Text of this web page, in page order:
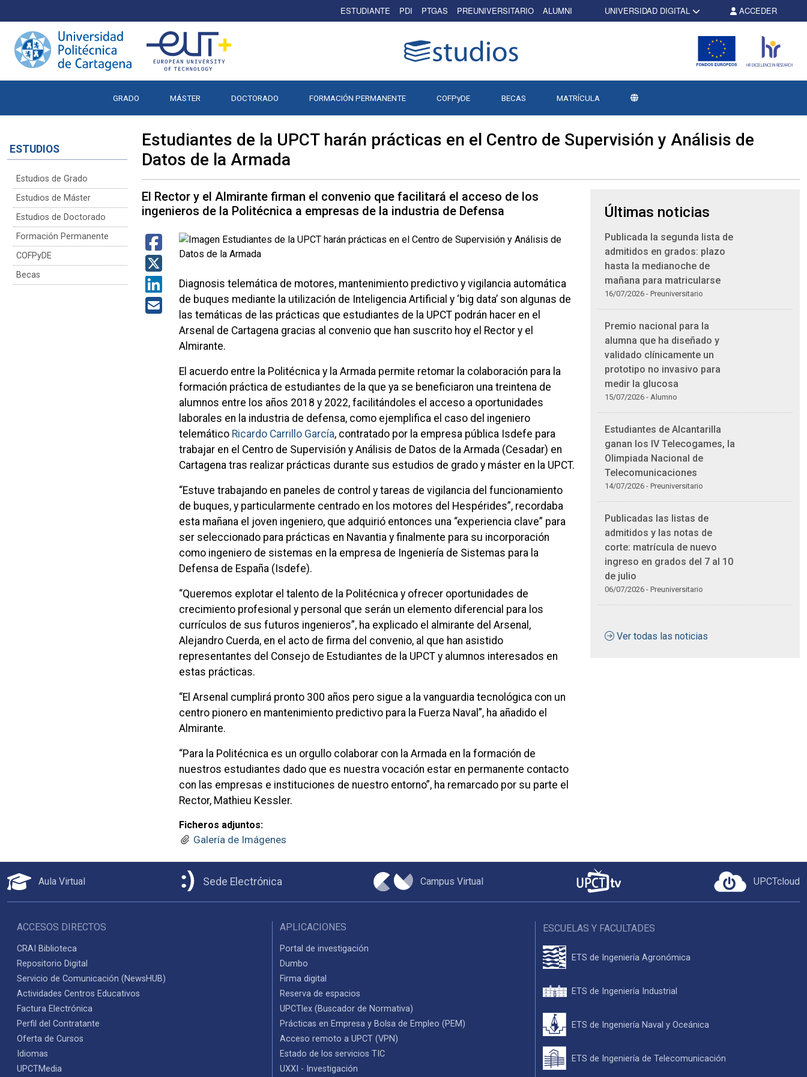
ESTUDIANTE PDI PTGAS PREUNIVERSITARIO ALUMNI UNIVERSIDAD DIGITAL ACCEDER
GRADO MÁSTER DOCTORADO FORMACIÓN PERMANENTE COFPyDE BECAS MATRÍCULA
ESTUDIOS
Estudios de Grado
Estudios de Máster
Estudios de Doctorado
Formación Permanente
COFPyDE
Becas
Estudiantes de la UPCT harán prácticas en el Centro de Supervisión y Análisis de
Datos de la Armada
El Rector y el Almirante firman el convenio que facilitará el acceso de los
ingenieros de la Politécnica a empresas de la industria de Defensa
Diagnosis telemática de motores, mantenimiento predictivo y vigilancia automática
de buques mediante la utilización de Inteligencia Artificial y ‘big data’ son algunas de
las temáticas de las prácticas que estudiantes de la UPCT podrán hacer en el
Arsenal de Cartagena gracias al convenio que han suscrito hoy el Rector y el
Almirante.
El acuerdo entre la Politécnica y la Armada permite retomar la colaboración para la
formación práctica de estudiantes de la que ya se beneficiaron una treintena de
alumnos entre los años 2018 y 2022, facilitándoles el acceso a oportunidades
laborales en la industria de defensa, como ejemplifica el caso del ingeniero
telemático Ricardo Carrillo García, contratado por la empresa pública Isdefe para
trabajar en el Centro de Supervisión y Análisis de Datos de la Armada (Cesadar) en
Cartagena tras realizar prácticas durante sus estudios de grado y máster en la UPCT.
“Estuve trabajando en paneles de control y tareas de vigilancia del funcionamiento
de buques, y particularmente centrado en los motores del Hespérides”, recordaba
esta mañana el joven ingeniero, que adquirió entonces una “experiencia clave” para
ser seleccionado para prácticas en Navantia y finalmente para su incorporación
como ingeniero de sistemas en la empresa de Ingeniería de Sistemas para la
Defensa de España (Isdefe).
“Queremos explotar el talento de la Politécnica y ofrecer oportunidades de
crecimiento profesional y personal que serán un elemento diferencial para los
currículos de sus futuros ingenieros”, ha explicado el almirante del Arsenal,
Alejandro Cuerda, en el acto de firma del convenio, al que han asistido
representantes del Consejo de Estudiantes de la UPCT y alumnos interesados en
estas prácticas.
“El Arsenal cumplirá pronto 300 años pero sigue a la vanguardia tecnológica con un
centro pionero en mantenimiento predictivo para la Fuerza Naval”, ha añadido el
Almirante.
“Para la Politécnica es un orgullo colaborar con la Armada en la formación de
nuestros estudiantes dado que es nuestra vocación estar en permanente contacto
con las empresas e instituciones de nuestro entorno”, ha remarcado por su parte el
Rector, Mathieu Kessler.
Ficheros adjuntos:
Galería de Imágenes
Últimas noticias
Publicada la segunda lista de
admitidos en grados: plazo
hasta la medianoche de
mañana para matricularse
16/07/2026 - Preuniversitario
Premio nacional para la
alumna que ha diseñado y
validado clínicamente un
prototipo no invasivo para
medir la glucosa
15/07/2026 - Alumno
Estudiantes de Alcantarilla
ganan los IV Telecogames, la
Olimpiada Nacional de
Telecomunicaciones
14/07/2026 - Preuniversitario
Publicadas las listas de
admitidos y las notas de
corte: matrícula de nuevo
ingreso en grados del 7 al 10
de julio
06/07/2026 - Preuniversitario
Ver todas las noticias
Aula Virtual Sede Electrónica Campus Virtual UPCTcloud
ACCESOS DIRECTOS
CRAI Biblioteca
Repositorio Digital
Servicio de Comunicación (NewsHUB)
Actividades Centros Educativos
Factura Electrónica
Perfil del Contratante
Oferta de Cursos
Idiomas
UPCTMedia
APLICACIONES
Portal de investigación
Dumbo
Firma digital
Reserva de espacios
UPCTlex (Buscador de Normativa)
Prácticas en Empresa y Bolsa de Empleo (PEM)
Acceso remoto a UPCT (VPN)
Estado de los servicios TIC
UXXI - Investigación
ESCUELAS Y FACULTADES
ETS de Ingeniería Agronómica
ETS de Ingeniería Industrial
ETS de Ingeniería Naval y Oceánica
ETS de Ingeniería de Telecomunicación